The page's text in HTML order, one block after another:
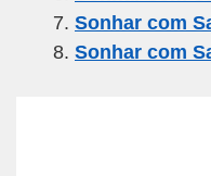
Sonhar com
Sonhar com